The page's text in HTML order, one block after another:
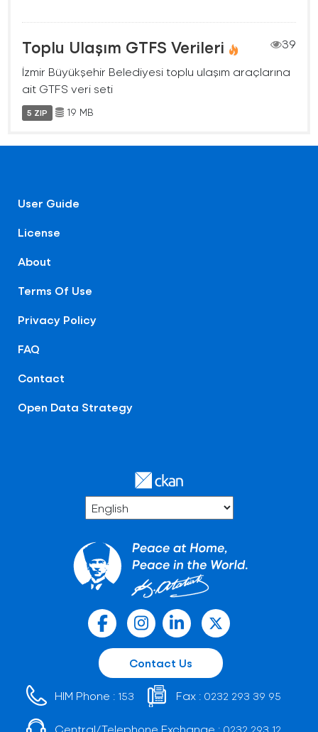
Toplu Ulaşım GTFS Verileri
39
İzmir Büyükşehir Belediyesi toplu ulaşım araçlarına
ait GTFS veri seti
5 ZIP 19 MB
User Guide
License
About
Terms Of Use
Privacy Policy
FAQ
Contact
Open Data Strategy
Contact Us
HIM Phone : 153 Fax : 0232 293 39 95
Central/Telephone Exchange :